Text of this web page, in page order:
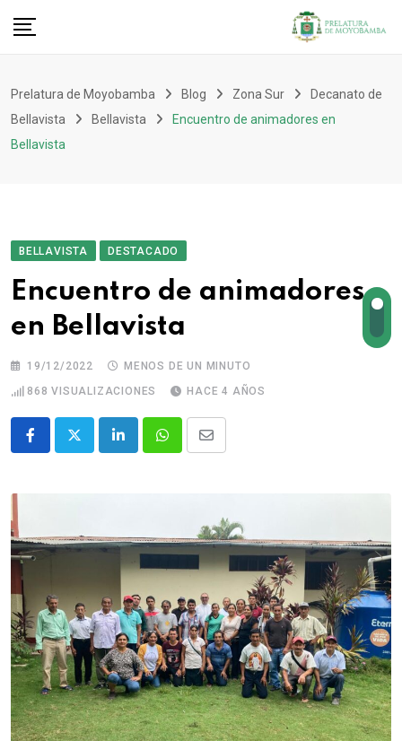
Prelatura de Moyobamba Blog Zona Sur
Decanato de
Bellavista
Bellavista
Encuentro de animadores en
Bellavista
BELLAVISTA DESTACADO
Encuentro de animadores
en Bellavista
19/12/2022
MENOS DE UN MINUTO
868 VISUALIZACIONES HACE 4 AÑOS